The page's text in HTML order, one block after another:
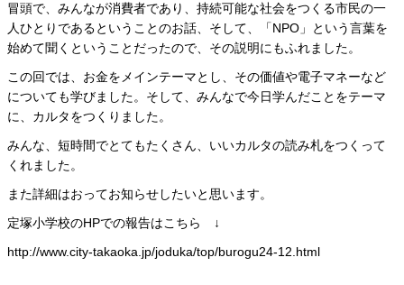
冒頭で、みんなが消費者であり、持続可能な社会をつくる市民の一
人ひとりであるということのお話、そして、「NPO」という言葉を
始めて聞くということだったので、その説明にもふれました。
この回では、お金をメインテーマとし、その価値や電子マネーなど
についても学びました。そして、みんなで今日学んだことをテーマ
に、カルタをつくりました。
みんな、短時間でとてもたくさん、いいカルタの読み札をつくって
くれました。
また詳細はおってお知らせしたいと思います。
定塚小学校のHPでの報告はこちら ↓
http://www.city-takaoka.jp/joduka/top/burogu24-12.html